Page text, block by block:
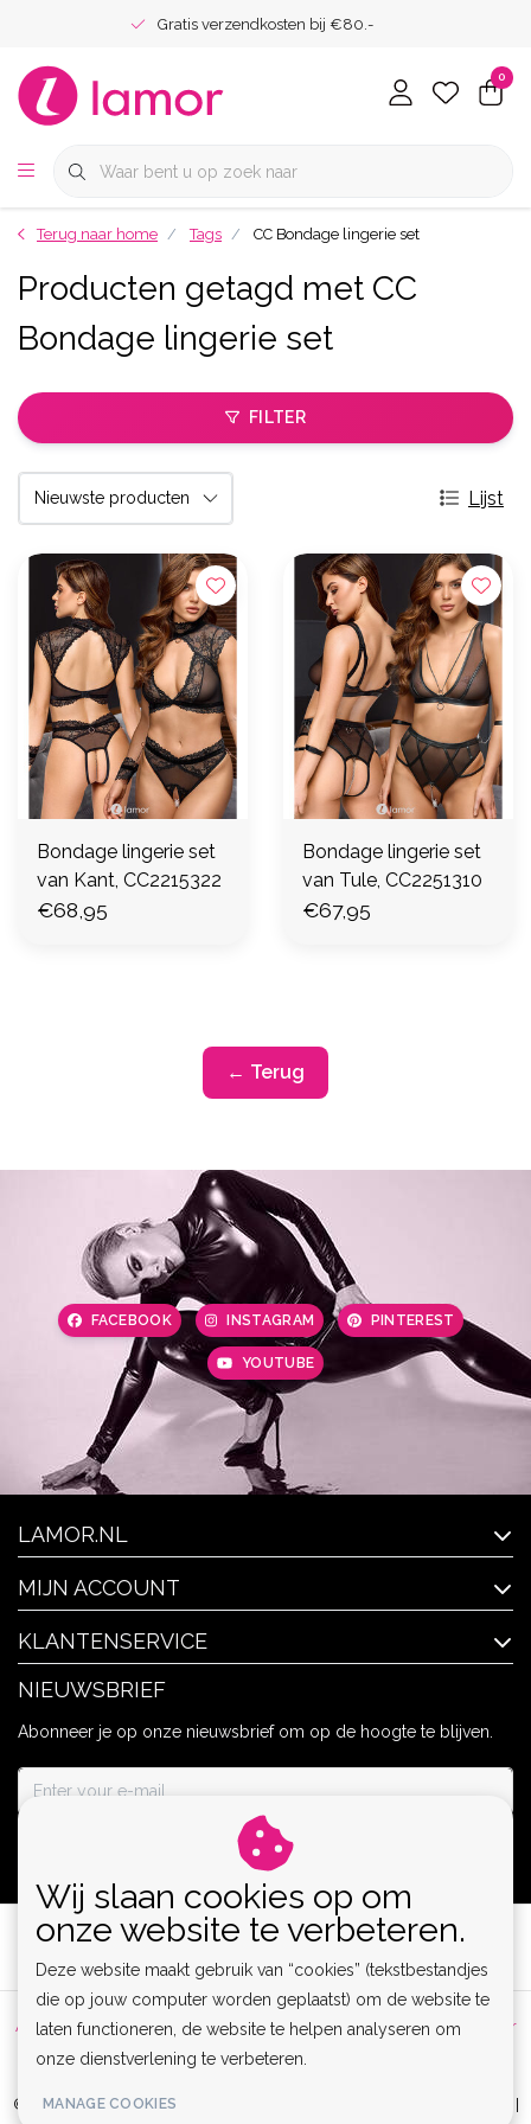
Gratis verzendkosten bij €80.-
0
Terug naar home Tags CC Bondage lingerie set
Producten getagd met CC
Bondage lingerie set
FILTER
Lijst
Bondage lingerie set
van Kant, CC2215322
€68,95
Bondage lingerie set
van Tule, CC2251310
€67,95
← Terug
FACEBOOK INSTAGRAM PINTEREST
YOUTUBE
LAMOR.NL
MIJN ACCOUNT
KLANTENSERVICE
NIEUWSBRIEF
Abonneer je op onze nieuwsbrief om op de hoogte te blijven.
Algemene voorwaarden | Privacy Policy | Sitemap |
Disclaimer
RSS Feed
© Copyright 2026 - Lamor | Clubwear, Lingerie & Kinky Fashion XS-6XL |
Wij slaan cookies op om
onze website te verbeteren.
Deze website maakt gebruik van “cookies” (tekstbestandjes
die op jouw computer worden geplaatst) om de website te
laten functioneren, de website te helpen analyseren om
onze dienstverlening te verbeteren.
MANAGE COOKIES